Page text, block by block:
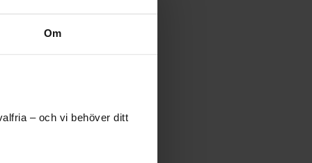
Om
– och vi behöver ditt